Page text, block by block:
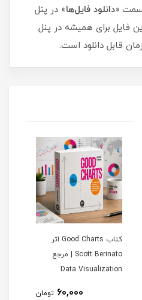
«دانلود فایل‌ها» در پنل
فایل برای همیشه در پنل
قابل دانلود است.
کتاب Good Charts اثر
Scott Berinato | مرجع
Data Visualization
60,000 تومان